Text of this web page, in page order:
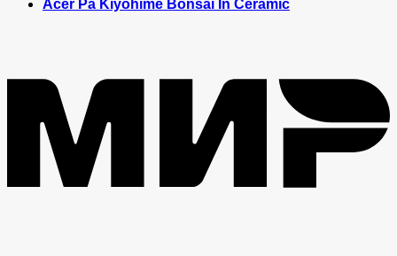
Acer Pa Kiyohime Bonsai In Ceramic